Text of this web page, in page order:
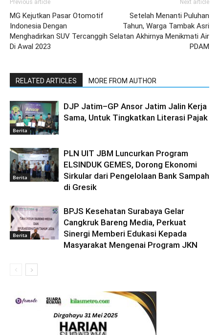
Previous article
MG Kejutkan Pasar Otomotif
Indonesia Dengan
Menghadirkan SUV Tercanggih
Di Awal 2023
Next article
Setelah Menanti Puluhan
Tahun, Warga Tambak Asri
Selatan Akhirnya Menikmati Air
PDAM
RELATED ARTICLES MORE FROM AUTHOR
Berita
DJP Jatim–GP Ansor Jatim Jalin Kerja
Sama, Untuk Tingkatkan Literasi Pajak
Berita
PLN UIT JBM Luncurkan Program
ELSINDUK GEMES, Dorong Ekonomi
Sirkular dari Pengelolaan Bank Sampah
di Gresik
Berita
BPJS Kesehatan Surabaya Gelar
Cangkruk Bareng Media, Perkuat
Sinergi Memberi Edukasi Kepada
Masyarakat Mengenai Program JKN